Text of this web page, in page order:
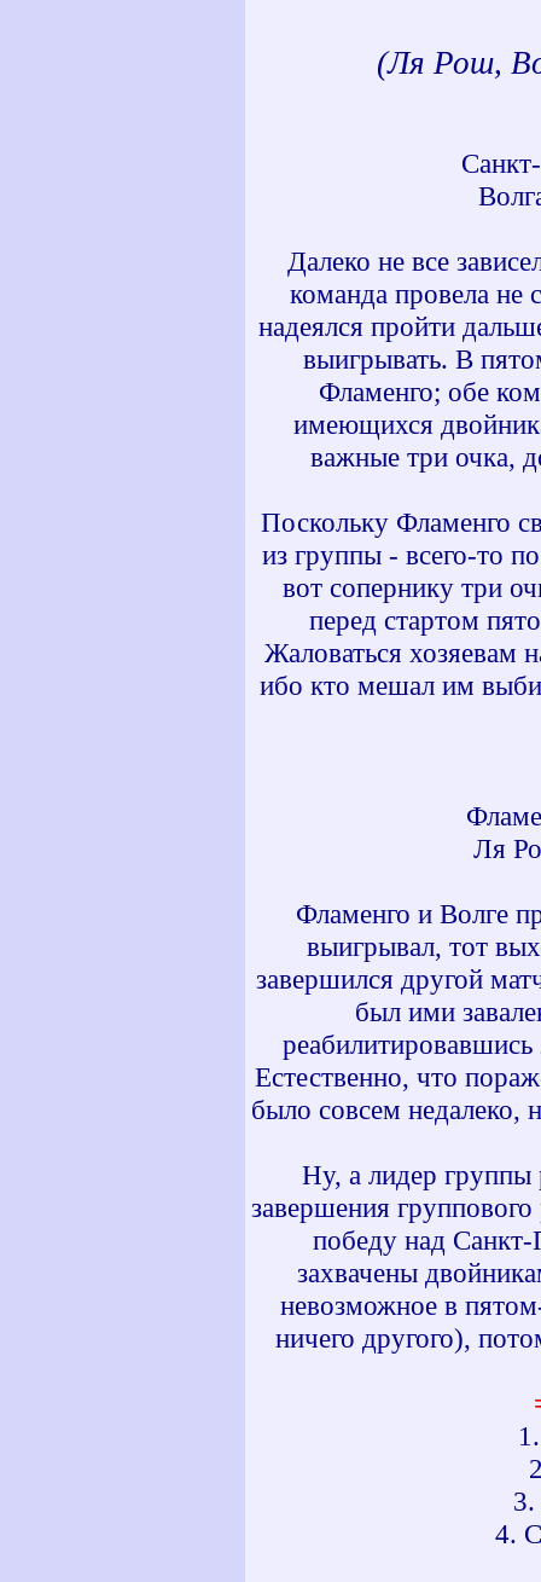
(Ля Рош,
Далеко не все
команда провела
надеялся пройти
выигрывать. В
Фламенго; обе
имеющихся
важные три очка,
Поскольку Фламенго
из группы - всего-то
вот сопернику три
перед стартом
Жаловаться хозяевам
ибо кто мешал им
Ля
Фламенго и Волге
выигрывал, тот
завершился другой
был ими
Естественно, что
было совсем недалеко,
Ну, а лидер группы
завершения
победу над
захвачены
невозможное в
ничего другого),
4.